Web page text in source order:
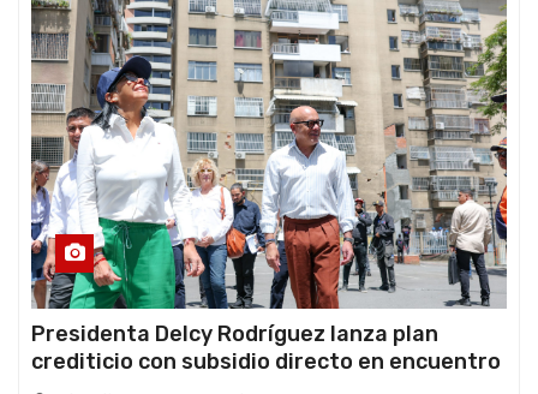
Presidenta Delcy Rodríguez lanza plan
crediticio con subsidio directo en encuentro